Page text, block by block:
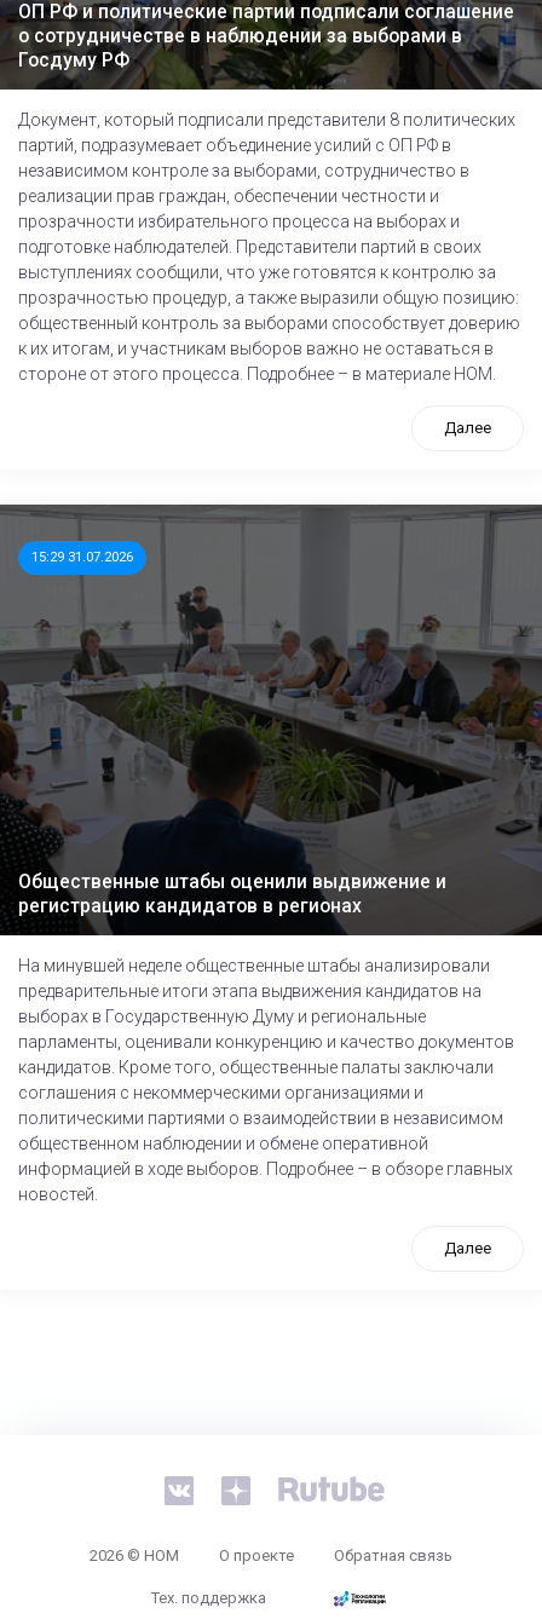
ОП РФ и политические партии подписали соглашение
о сотрудничестве в наблюдении за выборами в
Госдуму РФ
Документ, который подписали представители 8 политических
партий, подразумевает объединение усилий с ОП РФ в
независимом контроле за выборами, сотрудничество в
реализации прав граждан, обеспечении честности и
прозрачности избирательного процесса на выборах и
подготовке наблюдателей. Представители партий в своих
выступлениях сообщили, что уже готовятся к контролю за
прозрачностью процедур, а также выразили общую позицию:
общественный контроль за выборами способствует доверию
к их итогам, и участникам выборов важно не оставаться в
стороне от этого процесса. Подробнее – в материале НОМ.
Далее
15:29 31.07.2026
Общественные штабы оценили выдвижение и
регистрацию кандидатов в регионах
На минувшей неделе общественные штабы анализировали
предварительные итоги этапа выдвижения кандидатов на
выборах в Государственную Думу и региональные
парламенты, оценивали конкуренцию и качество документов
кандидатов. Кроме того, общественные палаты заключали
соглашения с некоммерческими организациями и
политическими партиями о взаимодействии в независимом
общественном наблюдении и обмене оперативной
информацией в ходе выборов. Подробнее – в обзоре главных
новостей.
Далее
2026 © НОМ О проекте Обратная связь
Тех. поддержка